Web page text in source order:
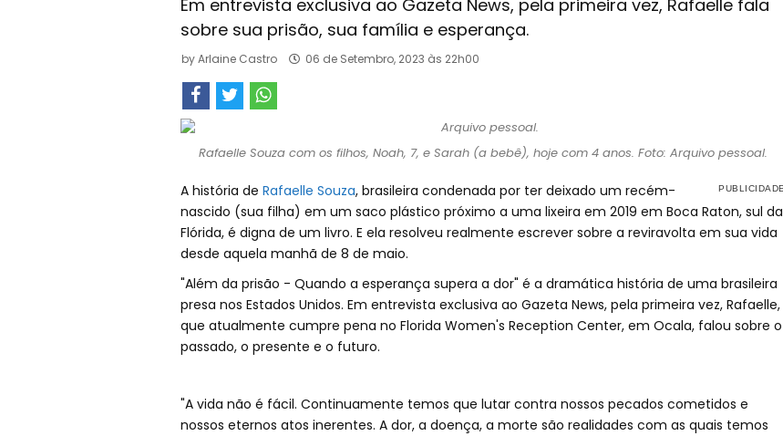
Em entrevista exclusiva ao Gazeta News, pela primeira vez, Rafaelle fala
sobre sua prisão, sua família e esperança.
byArlaine Castro 06 de Setembro, 2023 às 22h00
Rafaelle Souza com os filhos, Noah, 7, e Sarah (a bebê), hoje com 4 anos. Foto: Arquivo pessoal.
A história de Rafaelle Souza, brasileira condenada por ter deixado um recém-
nascido (sua filha) em um saco plástico próximo a uma lixeira em 2019 em Boca Raton, sul da
Flórida, é digna de um livro. E ela resolveu realmente escrever sobre a reviravolta em sua vida
desde aquela manhã de 8 de maio.
"Além da prisão - Quando a esperança supera a dor" é a dramática história de uma brasileira
presa nos Estados Unidos. Em entrevista exclusiva ao Gazeta News, pela primeira vez, Rafaelle,
que atualmente cumpre pena no Florida Women's Reception Center, em Ocala, falou sobre o
passado, o presente e o futuro.
"A vida não é fácil. Continuamente temos que lutar contra nossos pecados cometidos e
nossos eternos atos inerentes. A dor, a doença, a morte são realidades com as quais temos